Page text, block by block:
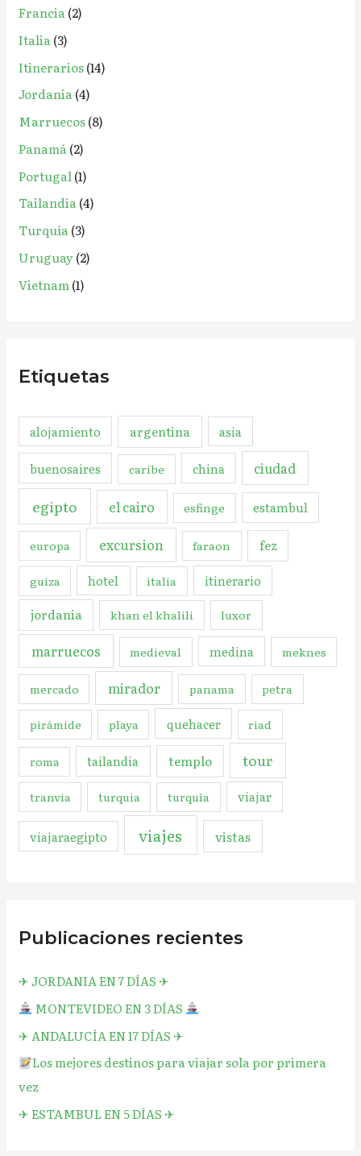
Francia(2)
Italia(3)
Itinerarios(14)
Jordania(4)
Marruecos(8)
Panamá(2)
Portugal (1)
Tailandia(4)
Turquía(3)
Uruguay(2)
Vietnam (1)
Etiquetas
alojamiento argentina asia
buenosaires caribe china ciudad
egipto el cairo esfinge estambul
europa excursion faraon fez
guiza hotel italia itinerario
jordania khan el khalili luxor
marruecos medieval medina meknes
mercado mirador panama petra
pirámide playa quehacer riad
roma tailandia templo tour
tranvia turquia turquía viajar
viajaraegipto viajes vistas
Publicaciones recientes
✈︎ JORDANIA EN 7 DÍAS ✈︎
MONTEVIDEO EN 3 DÍAS
✈︎ ANDALUCÍA EN 17 DÍAS ✈︎
Los mejores destinos para viajar sola por primera
vez
✈︎ ESTAMBUL EN 5 DÍAS ✈︎